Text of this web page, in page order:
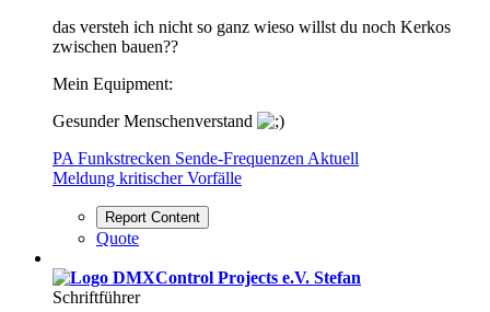
das versteh ich nicht so ganz wieso willst du noch Kerkos
zwischen bauen??
Mein Equipment:
Gesunder Menschenverstand
PA Funkstrecken Sende-Frequenzen Aktuell
Meldung kritischer Vorfälle
Report Content
Quote
Stefan
Schriftführer